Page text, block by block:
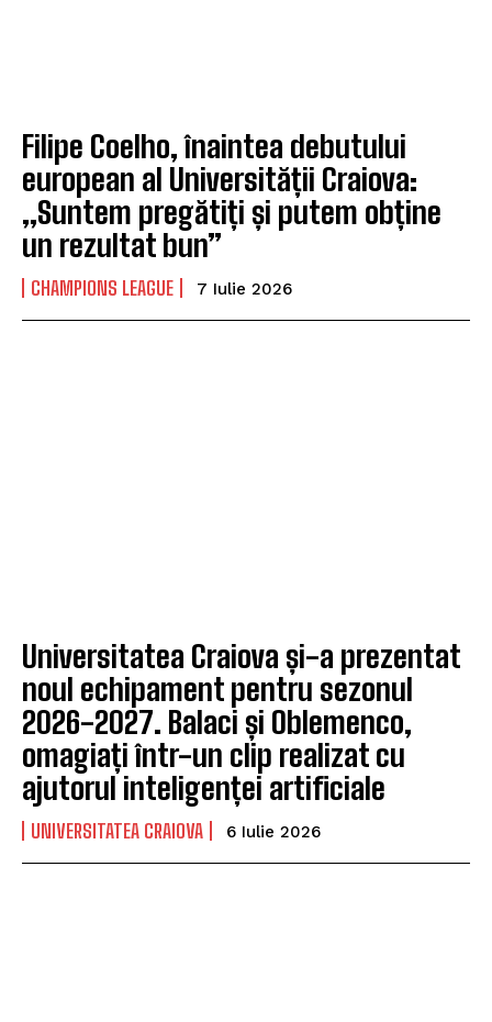
Filipe Coelho, înaintea debutului
european al Universității Craiova:
„Suntem pregătiți și putem obține
un rezultat bun”
CHAMPIONS LEAGUE 7 Iulie 2026
Universitatea Craiova și-a prezentat
noul echipament pentru sezonul
2026-2027. Balaci și Oblemenco,
omagiați într-un clip realizat cu
ajutorul inteligenței artificiale
UNIVERSITATEA CRAIOVA 6 Iulie 2026